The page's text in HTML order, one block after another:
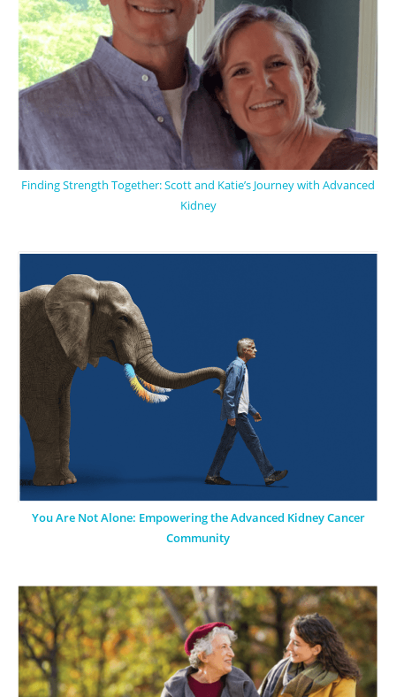
Finding Strength Together: Scott and Katie’s Journey with Advanced
Kidney
You Are Not Alone: Empowering the Advanced Kidney Cancer
Community